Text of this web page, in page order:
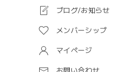
ブログ/お知らせ
メンバーシップ
マイページ